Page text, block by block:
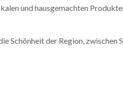
und hausgemachten
Schönheit der Region,